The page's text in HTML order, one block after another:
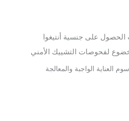
على جنسية أنتيغوا
لفحوصات التشييك الأمني
العناية الواجبة والمعالجة